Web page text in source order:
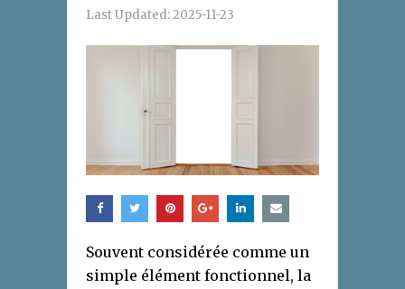
Last Updated:2025-11-23
Souvent considérée comme un
simple élément fonctionnel, la